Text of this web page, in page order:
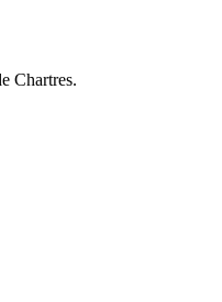
Chartres.